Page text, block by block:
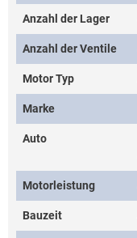
Anzahl der Lager
Anzahl der Ventile
Motor Typ
Marke
Auto
Motorleistung
Bauzeit